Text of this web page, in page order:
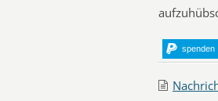
spenden